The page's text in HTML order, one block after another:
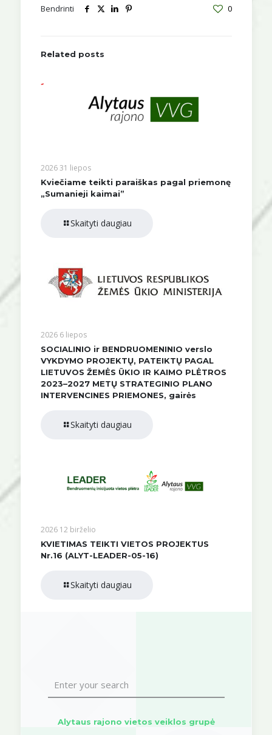
Bendrinti 0
Related posts
2026 31 liepos
Kviečiame teikti paraiškas pagal priemonę
„Sumanieji kaimai”
Skaityti daugiau
2026 6 liepos
SOCIALINIO ir BENDRUOMENINIO verslo
VYKDYMO PROJEKTŲ, PATEIKTŲ PAGAL
LIETUVOS ŽEMĖS ŪKIO IR KAIMO PLĖTROS
2023–2027 METŲ STRATEGINIO PLANO
INTERVENCINES PRIEMONES, gairės
Skaityti daugiau
2026 12 birželio
KVIETIMAS TEIKTI VIETOS PROJEKTUS
Nr.16 (ALYT-LEADER-05-16)
Skaityti daugiau
Alytaus rajono vietos veiklos grupė